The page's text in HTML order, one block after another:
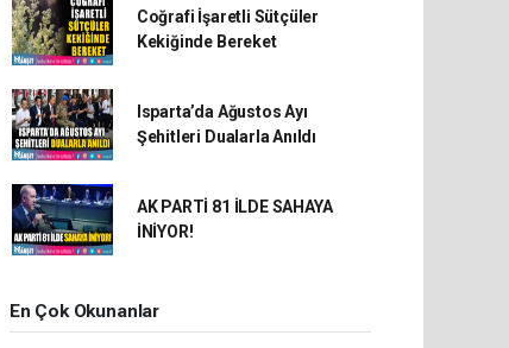
Coğrafi İşaretli Sütçüler
Kekiğinde Bereket
Isparta’da Ağustos Ayı
Şehitleri Dualarla Anıldı
AK PARTİ 81 İLDE SAHAYA
İNİYOR!
En Çok Okunanlar